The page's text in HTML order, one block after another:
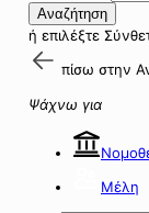
Αναζήτηση
ή επιλέξτε
πίσω στην
Ψάχνω για
Μέλη